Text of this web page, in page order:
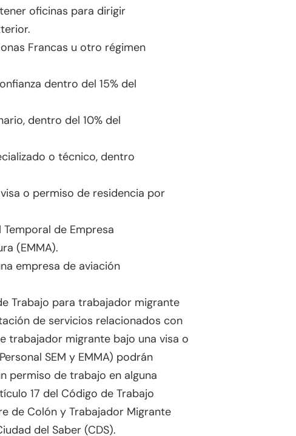
oficinas para dirigir
Francas u otro régimen
dentro del 15% del
dentro del 10% del
o técnico, dentro
o permiso de residencia por
de Empresa
(EMMA).
empresa de aviación
Trabajo para trabajador migrante
de servicios relacionados con
trabajador migrante bajo una visa o
SEM y EMMA) podrán
permiso de trabajo en alguna
17 del Código de Trabajo
de Colón y Trabajador Migrante
del Saber (CDS).